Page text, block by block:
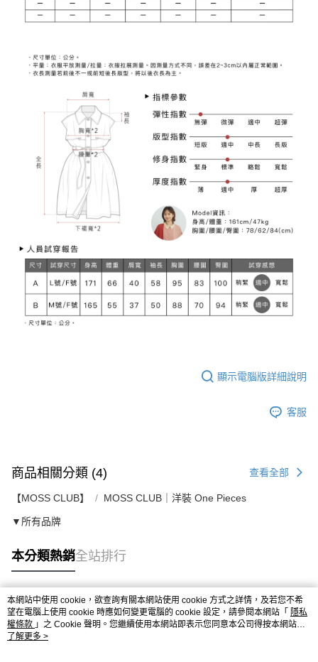
顯示電腦版詳細說明
客服
商品相關分類 (4) 查看全部
【MOSS CLUB】 MOSS CLUB｜洋裝 One Pieces
▼所有品牌
本分類熱銷全站排行
熱門標籤
本網站中使用 cookie，欲查詢有關本網站使用 cookie 方式之詳情，及若您不希
望在電腦上使用 cookie 時應如何變更電腦的 cookie 設定，請參閱本網站「 隱私
權條款 」之 Cookie 聲明。您繼續使用本網站即表示您同意本公司得按本網站使
用條款之 Cookie 聲明使用 cookie。
了解更多 >